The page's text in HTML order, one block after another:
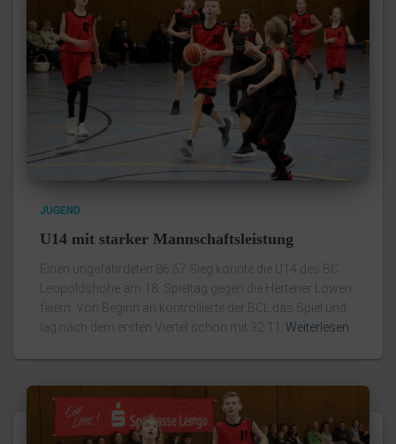
JUGEND
U14 mit starker Mannschaftsleistung
Einen ungefährdeten 86:67 Sieg konnte die U14 des BC
Leopoldshöhe am 18. Spieltag gegen die Hertener Löwen
feiern. Von Beginn an kontrollierte der BCL das Spiel und
lag nach dem ersten Viertel schon mit 32:11
Weiterlesen